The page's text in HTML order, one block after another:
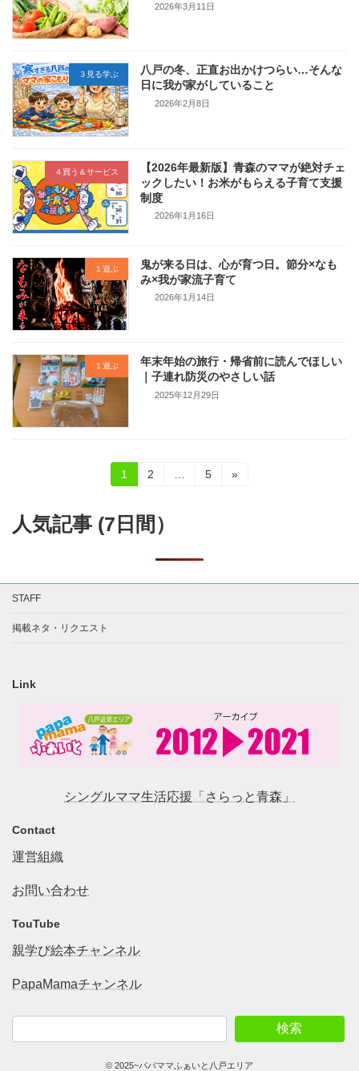
2026年3月11日
３見る学ぶ
八戸の冬、正直お出かけつらい…そんな
日に我が家がしていること
2026年2月8日
４買う＆サービス
【2026年最新版】青森のママが絶対チェ
ックしたい！お米がもらえる子育て支援
制度
2026年1月16日
１遊ぶ
鬼が来る日は、心が育つ日。節分×なも
み×我が家流子育て
2026年1月14日
１遊ぶ
年末年始の旅行・帰省前に読んでほしい
｜子連れ防災のやさしい話
2025年12月29日
の
ー
送
固
定
ー
ジ
1
固
ー
ジ
2
固
5 »
人気記事 (7日間）
STAFF
掲載ネタ・リクエスト
Link
シングルママ生活応援「さらっと青森」
Contact
運営組織
お問い合わせ
TouTube
親学び絵本チャンネル
PapaMamaチャンネル
検索
© 2025~パパママふぁいと八戸エリア